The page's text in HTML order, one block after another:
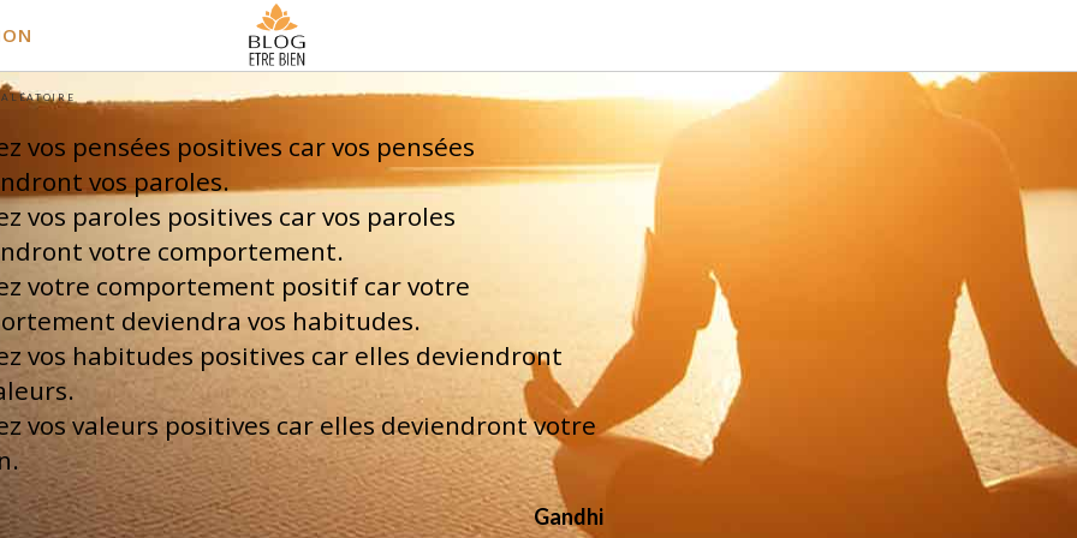
vos pensées positives car vos pensées
vos paroles.
vos paroles positives car vos paroles
votre comportement.
votre comportement positif car votre
deviendra vos habitudes.
vos habitudes positives car elles deviendront
vos valeurs positives car elles deviendront votre
Gandhi